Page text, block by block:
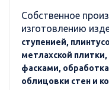
Собственное
изготовлению
ступенией,
метлахской
фасками,
облицовки стен и